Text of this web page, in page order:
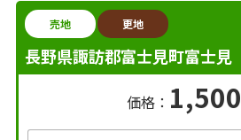
売地 更地
長野県諏訪郡富士見町富士見
価格： 1,500